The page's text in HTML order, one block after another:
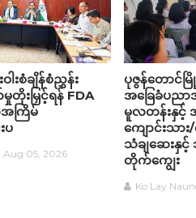
ါးစံချိန်စံညွှန်း
တိုးမြှင့်ရန် FDA
ကြိမ်
ပ
Aug 05, 2026
ပုဇွန်တောင်
အခြေခံပည
မူလတန်းနှင့်
ကျောင်းသား
သံချဆေးနှင့်
တိုက်ကျွေး
Ko Lay